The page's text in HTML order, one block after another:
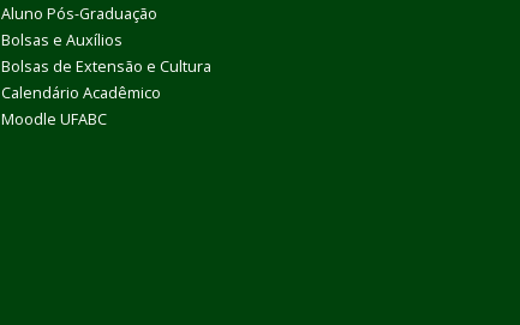
Aluno Pós-Graduação
Bolsas e Auxílios
Bolsas de Extensão e Cultura
Calendário Acadêmico
Moodle UFABC